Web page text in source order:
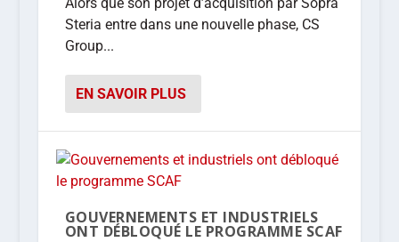
Steria entre dans une nouvelle phase, CS
Group...
EN SAVOIR PLUS
GOUVERNEMENTS ET INDUSTRIELS
ONT DÉBLOQUÉ LE PROGRAMME SCAF